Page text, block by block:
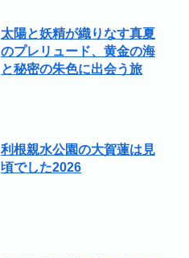
太陽と妖精が織りなす真夏
のプレリュード、黄金の海
と秘密の朱色に出会う旅
利根親水公園の大賀蓮は見
頃でした2026